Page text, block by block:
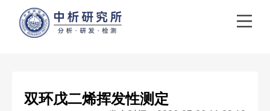
双环戊二烯挥发性测定